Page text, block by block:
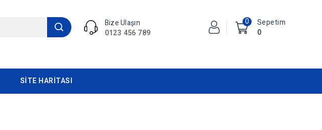
Sepetim
0
0
Bize Ulaşın
0123 456 789
SITE HARITASI